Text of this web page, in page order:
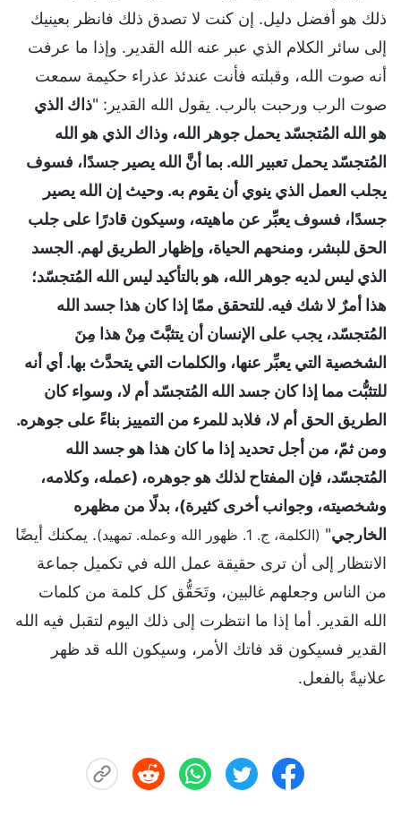
ذلك هو أفضل دليل. إن كنت لا تصدق ذلك فانظر بعينيك
إلى سائر الكلام الذي عبر عنه الله القدير. وإذا ما عرفت
أنه صوت الله، وقبلته فأنت عندئذ عذراء حكيمة سمعت
صوت الرب ورحبت بالرب. يقول الله القدير: "ذاك الذي
هو الله المُتجسّد يحمل جوهر الله، وذاك الذي هو الله
المُتجسّد يحمل تعبير الله. بما أنَّ الله يصير جسدًا، فسوف
يجلب العمل الذي ينوي أن يقوم به. وحيث إن الله يصير
جسدًا، فسوف يعبِّر عن ماهيته، وسيكون قادرًا على جلب
الحق للبشر، ومنحهم الحياة، وإظهار الطريق لهم. الجسد
الذي ليس لديه جوهر الله، هو بالتأكيد ليس الله المُتجسّد؛
هذا أمرٌ لا شك فيه. للتحقق ممّا إذا كان هذا جسد الله
المُتجسّد، يجب على الإنسان أن يتثبَّتَ مِنْ هذا مِنَ
الشخصية التي يعبِّر عنها، والكلمات التي يتحدَّث بها. أي أنه
للتثبُّت مما إذا كان جسد الله المُتجسّد أم لا، وسواء كان
الطريق الحق أم لا، فلابد للمرء من التمييز بناءً على جوهره.
ومن ثمّ، من أجل تحديد إذا ما كان هذا هو جسد الله
المُتجسّد، فإن المفتاح لذلك هو جوهره، (عمله، وكلامه،
وشخصيته، وجوانب أخرى كثيرة)، بدلًا من مظهره
الخارجي" (الكلمة، ج. 1. ظهور الله وعمله. تمهيد)
. يمكنك أيضًا
الانتظار إلى أن ترى حقيقة عمل الله في تكميل جماعة
من الناس وجعلهم غالبين، وتَحَقُّق كل كلمة من كلمات
الله القدير. أما إذا ما انتظرت إلى ذلك اليوم لتقبل فيه الله
القدير فسيكون قد فاتك الأمر، وسيكون الله قد ظهر
علانيةً بالفعل.